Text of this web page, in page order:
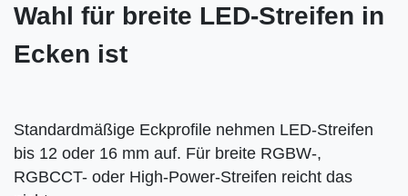
Wahl für breite LED-Streifen in
Ecken ist
Standardmäßige Eckprofile nehmen LED-Streifen
bis 12 oder 16 mm auf. Für breite RGBW-,
RGBCCT- oder High-Power-Streifen reicht das